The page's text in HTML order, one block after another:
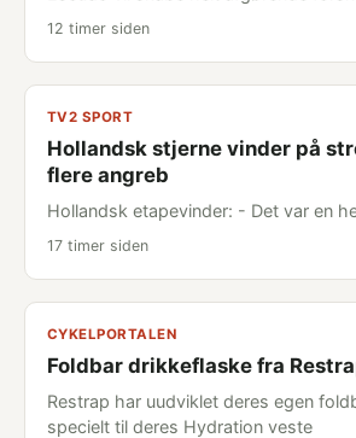
12 timer siden
TV2 SPORT
Hollandsk stjerne vinder på
flere angreb
Hollandsk etapevinder: - Det var en
17 timer siden
CYKELPORTALEN
Foldbar drikkeflaske fra
Restrap har uudviklet deres egen
specielt til deres Hydration veste